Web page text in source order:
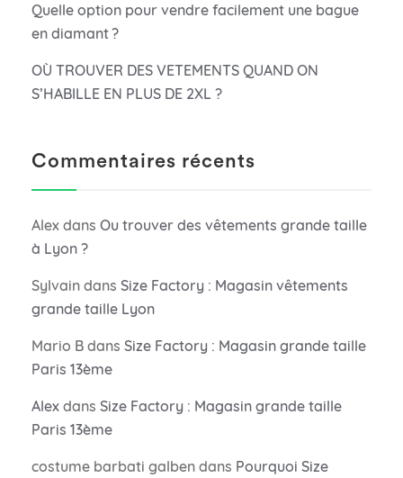
Quelle option pour vendre facilement une bague
en diamant ?
OÙ TROUVER DES VETEMENTS QUAND ON
S’HABILLE EN PLUS DE 2XL ?
Commentaires récents
Alex dans Ou trouver des vêtements grande taille
à Lyon ?
Sylvain dans Size Factory : Magasin vêtements
grande taille Lyon
Mario B dans Size Factory : Magasin grande taille
Paris 13ème
Alex dans Size Factory : Magasin grande taille
Paris 13ème
costume barbati galben dans Pourquoi Size